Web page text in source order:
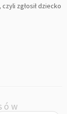
zgłosił dziecko